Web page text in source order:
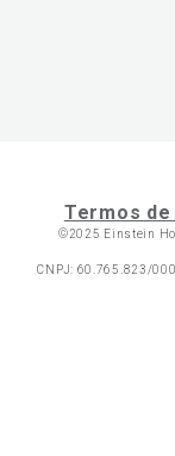
Termos
©2025 Einstein
CNPJ: 60.765.823/